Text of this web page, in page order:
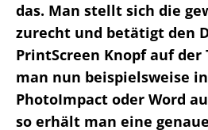
das. Man stellt sich die
zurecht und betätigt den
PrintScreen Knopf auf der
man nun beispielsweise
PhotoImpact oder Word
so erhält man eine